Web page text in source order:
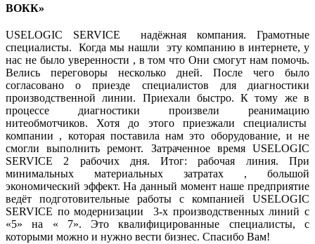
ВОКК»
USELOGIC SERVICE надёжная компания. Грамотные
специалисты. Когда мы нашли эту компанию в интернете, у
нас не было уверенности , в том что Они смогут нам помочь.
Велись переговоры несколько дней. После чего было
согласовано о приезде специалистов для диагностики
производственной линии. Приехали быстро. К тому же в
процессе диагностики произвели реанимацию
нитеобмотчиков. Хотя до этого приезжали специалисты
компании , которая поставила нам это оборудование, и не
смогли выполнить ремонт. Затраченное время USELOGIC
SERVICE 2 рабочих дня. Итог: рабочая линия. При
минимальных материальных затратах , большой
экономический эффект. На данный момент наше предприятие
ведёт подготовительные работы с компанией USELOGIC
SERVICE по модернизации 3-х производственных линий с
«5» на « 7». Это квалифицированные специалисты, с
которыми можно и нужно вести бизнес. Спасибо Вам!